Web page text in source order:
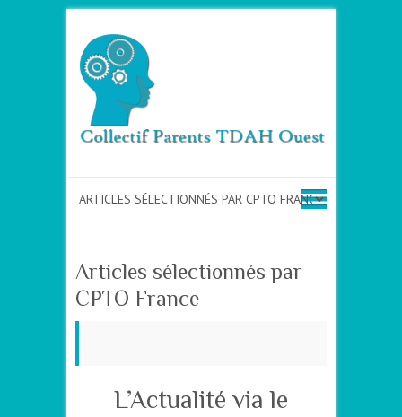
Articles sélectionnés par
CPTO France
L’Actualité via le